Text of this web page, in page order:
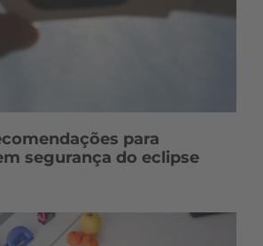
para
segurança do eclipse